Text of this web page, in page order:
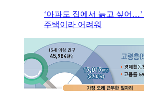
‘아파도 집에서 늙고 싶어
주택이라 어려워